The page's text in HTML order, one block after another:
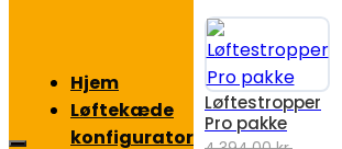
Hjem
Løftekæde
konfigurator
Løftestropper
Pro pakke